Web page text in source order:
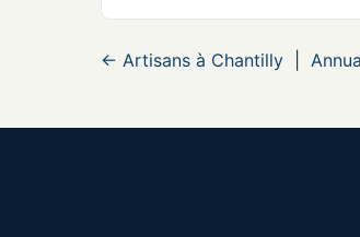
← Artisans à Chantilly